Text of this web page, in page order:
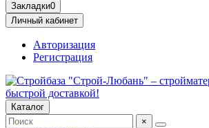
Закладки0
Личный кабинет
Авторизация
Регистрация
Каталог
×